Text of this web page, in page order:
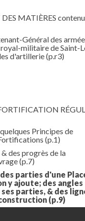
MATIÈRES
Général des
militaire de Saint-
d'artillerie(p.r3)
Principes de
(p.1)
des progrès de la
(p.7)
parties d'une
y ajoute; des angles
parties, & des
(p.9)
les parties